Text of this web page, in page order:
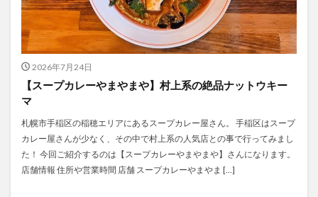
2026年7月24日
【スープカレーやまやまや】村上系の絶品ナットウキー
マ
札幌市手稲区の稲穂エリアにあるスープカレー屋さん。 手稲区はスープ
カレー屋さんが少なく、その中で村上系の人気店との事で行ってみまし
た！ 今回ご紹介するのは【スープカレーやまやまや】さんになります。
店舗情報 住所や営業時間 店舗 スープカレーやまやま […]